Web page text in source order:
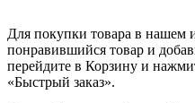
Для покупки товара в нашем
понравившийся товар и
перейдите в Корзину и
«Быстрый заказ».